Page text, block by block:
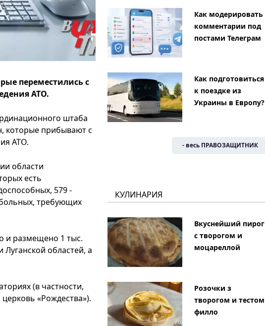
переместились с
АТО.
штаба
которые прибывают с
АТО.
области
есть
579 -
требующих
и размещено 1 тыс.
областей, а
(в частности,
«Рождества»).
Как модерировать
комментарии под
постами Телеграм
Как подготовиться
к поездке из
Украины в Европу?
- весь ПРАВОЗАЩИТНИК
КУЛИНАРИЯ
Вкуснейший пирог
с творогом и
моцареллой
Розочки з
творогом и тестом
филло